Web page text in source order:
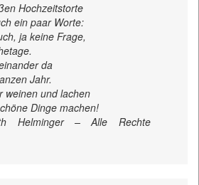
Hochzeitstorte
ein paar Worte:
ja keine Frage,
da
Jahr.
weinen und lachen
Dinge machen!
Helminger – Alle Rechte